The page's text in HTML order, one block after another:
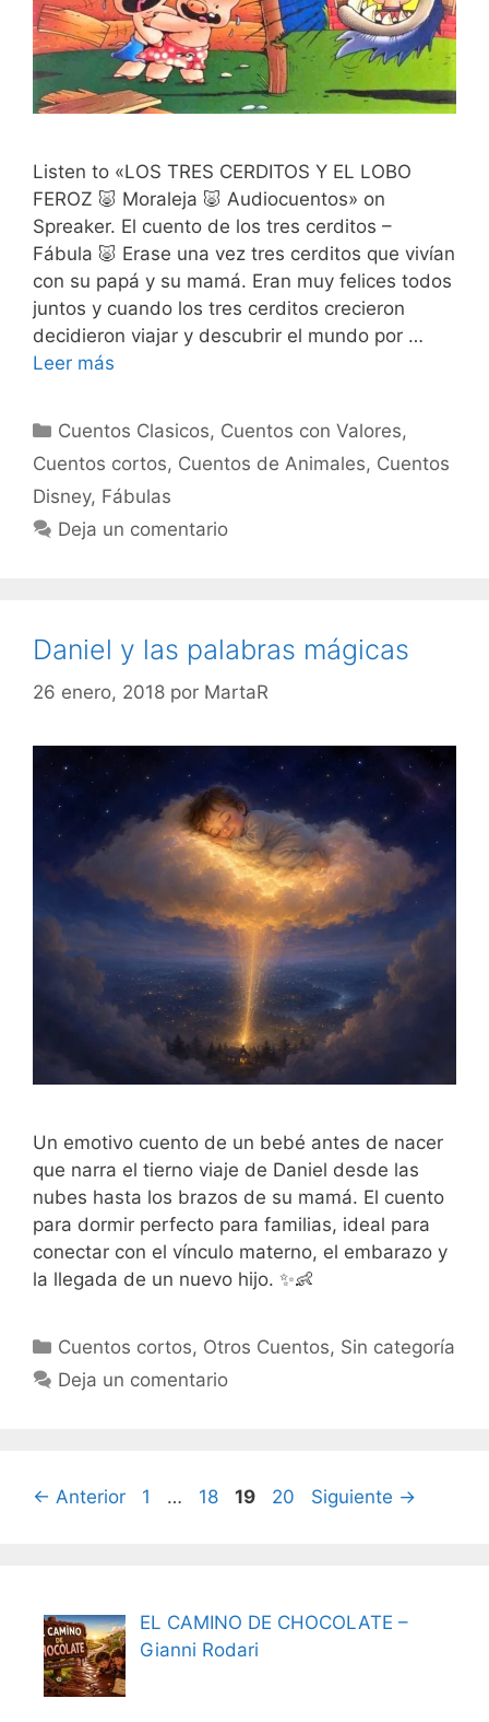
Listen to «LOS TRES CERDITOS Y EL LOBO
FEROZ 🐷 Moraleja 🐷 Audiocuentos» on
Spreaker. El cuento de los tres cerditos –
Fábula 🐷 Erase una vez tres cerditos que vivían
con su papá y su mamá. Eran muy felices todos
juntos y cuando los tres cerditos crecieron
decidieron viajar y descubrir el mundo por …
Leer más
Categorías
Cuentos Clasicos, Cuentos con Valores,
Cuentos cortos, Cuentos de Animales, Cuentos
Disney, Fábulas
Deja un comentario
Daniel y las palabras mágicas
26 enero, 2018 por MartaR
Un emotivo cuento de un bebé antes de nacer
que narra el tierno viaje de Daniel desde las
nubes hasta los brazos de su mamá. El cuento
para dormir perfecto para familias, ideal para
conectar con el vínculo materno, el embarazo y
la llegada de un nuevo hijo. ✨👶
Categorías
Cuentos cortos, Otros Cuentos, Sin categoría
Deja un comentario
← Anterior Página
1 … Página
18 Página
19 Página
20 Siguiente →
EL CAMINO DE CHOCOLATE –
Gianni Rodari